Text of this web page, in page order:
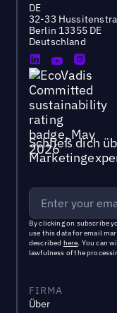
DE
32-33
Berlin 13355 DE
Deutschland
Schließ dich
By clicking on subscribe
use this data for email
described here. You can
lawfulness of the
FIRMA
Über